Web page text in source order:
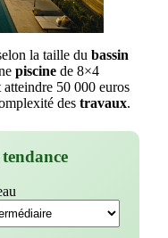
la taille du bassin
piscine de 8×4
atteindre 50 000 euros
des travaux.